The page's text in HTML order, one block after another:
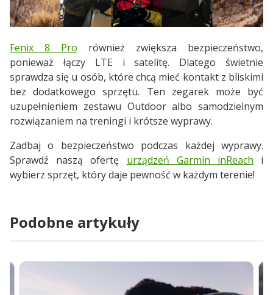
Fenix 8 Pro również zwiększa bezpieczeństwo,
ponieważ łączy LTE i satelitę. Dlatego świetnie
sprawdza się u osób, które chcą mieć kontakt z bliskimi
bez dodatkowego sprzętu. Ten zegarek może być
uzupełnieniem zestawu Outdoor albo samodzielnym
rozwiązaniem na treningi i krótsze wyprawy.
Zadbaj o bezpieczeństwo podczas każdej wyprawy.
Sprawdź naszą ofertę urządzeń Garmin inReach i
wybierz sprzęt, który daje pewność w każdym terenie!
Podobne artykuły